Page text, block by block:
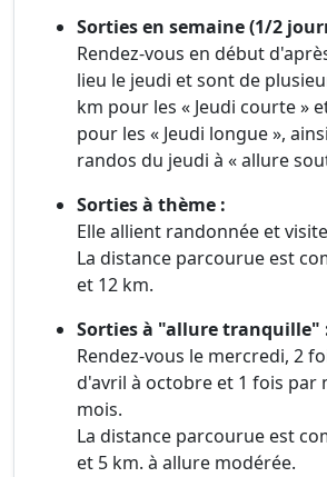
Sorties en semaine (1/2
Rendez-vous en début
lieu le jeudi et sont de
km pour les « Jeudi courte »
pour les « Jeudi longue »,
randos du jeudi à « allure
Sorties à thème :
Elle allient randonnée et
La distance parcourue est
et 12 km.
Sorties à "allure tranquille"
Rendez-vous le mercredi, 2
d'avril à octobre et 1 fois par
mois.
La distance parcourue est
et 5 km. à allure modérée.